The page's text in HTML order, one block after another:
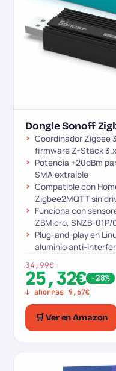
Dongle Sonoff
Coordinador Zigbee
firmware Z-Stack
Potencia +20dBm
SMA extraíble
Compatible con
Zigbee2MQTT sin
Funciona con
ZBMicro, SNZB-
Plug-and-play en
aluminio anti-
34,99€
25,32€ -28%
↓ ahorras 9,67€
🛒 Ver en Amazon